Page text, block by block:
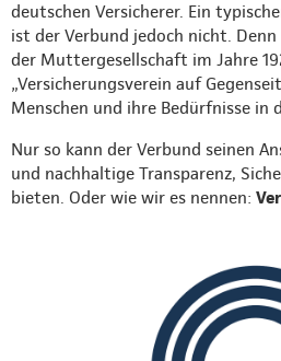
deutschen Versicherer. Ein
ist der Verbund jedoch nicht.
der Muttergesellschaft im Jahre
„Versicherungsverein auf
Menschen und ihre Bedürfnisse
Nur so kann der Verbund seinen
und nachhaltige Transparenz,
bieten. Oder wie wir es nennen: